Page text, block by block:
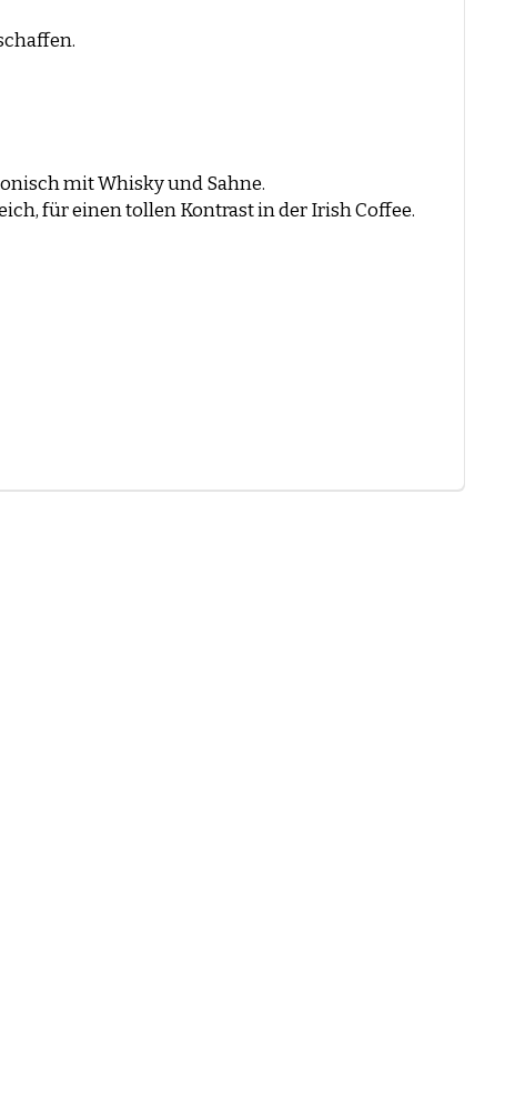
mit Whisky und Sahne.
für einen tollen Kontrast in der Irish Coffee.